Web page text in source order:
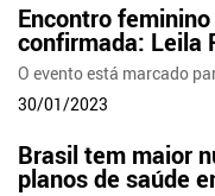
Encontro
confirmada: Leila
O evento está marcado
30/01/2023
Brasil tem maior
planos de saúde